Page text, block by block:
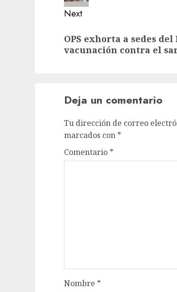
Next
OPS exhorta a sedes
vacunación contra el
Deja un comentario
Tu dirección de correo
marcados con *
Comentario *
Nombre *